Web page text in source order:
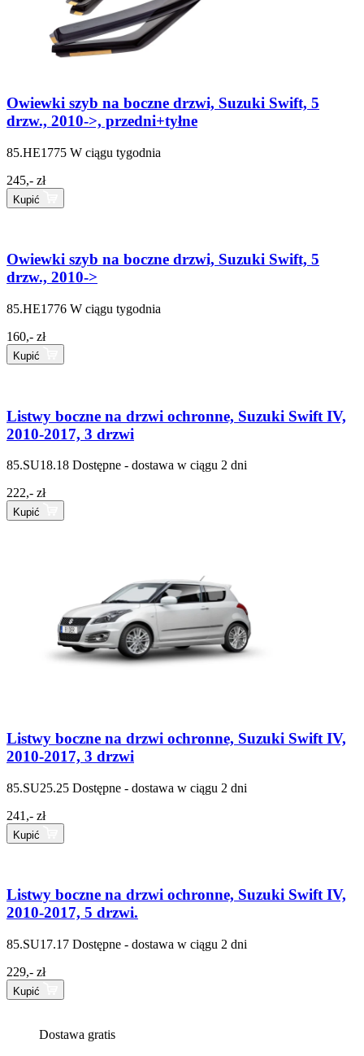
Owiewki szyb na boczne drzwi, Suzuki Swift, 5
drzw., 2010->, przedni+tyłne
85.HE1775 W ciągu tygodnia
245,- zł
Kupić
Owiewki szyb na boczne drzwi, Suzuki Swift, 5
drzw., 2010->
85.HE1776 W ciągu tygodnia
160,- zł
Kupić
Listwy boczne na drzwi ochronne, Suzuki Swift IV,
2010-2017, 3 drzwi
85.SU18.18 Dostępne - dostawa w ciągu 2 dni
222,- zł
Kupić
Listwy boczne na drzwi ochronne, Suzuki Swift IV,
2010-2017, 3 drzwi
85.SU25.25 Dostępne - dostawa w ciągu 2 dni
241,- zł
Kupić
Listwy boczne na drzwi ochronne, Suzuki Swift IV,
2010-2017, 5 drzwi.
85.SU17.17 Dostępne - dostawa w ciągu 2 dni
229,- zł
Kupić
Dostawa gratis